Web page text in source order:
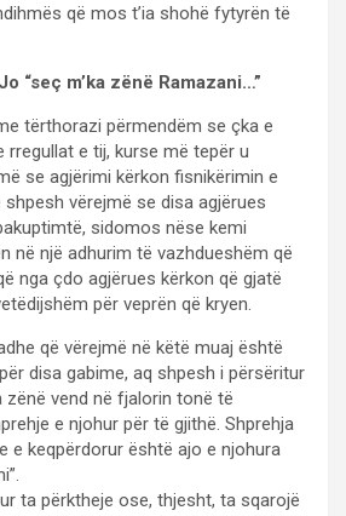
që mos t’ia shohë fytyrën të
“seç m’ka zënë Ramazani…”
tërthorazi përmendëm se çka e
rregullat e tij, kurse më tepër u
se agjërimi kërkon fisnikërimin e
shpesh vërejmë se disa agjërues
sidomos nëse kemi
në një adhurim të vazhdueshëm që
nga çdo agjërues kërkon që gjatë
për veprën që kryen.
që vërejmë në këtë muaj është
disa gabime, aq shpesh i përsëritur
zënë vend në fjalorin tonë të
e njohur për të gjithë. Shprehja
e keqpërdorur është ajo e njohura
ta përktheje ose, thjesht, ta sqarojë